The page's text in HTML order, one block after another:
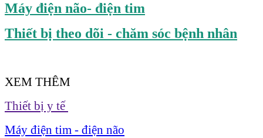
Máy điện não- điện tim
Thiết bị theo dõi - chăm sóc bệnh nhân
XEM THÊM
Thiết bị y tế
Máy điện tim - điện não